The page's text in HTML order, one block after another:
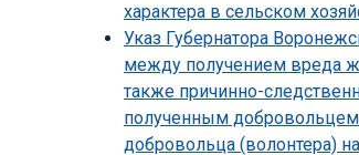
характера в сельском
Указ Губернатора
между получением вреда
также причинно-
полученным добровольцем
добровольца (волонтера)